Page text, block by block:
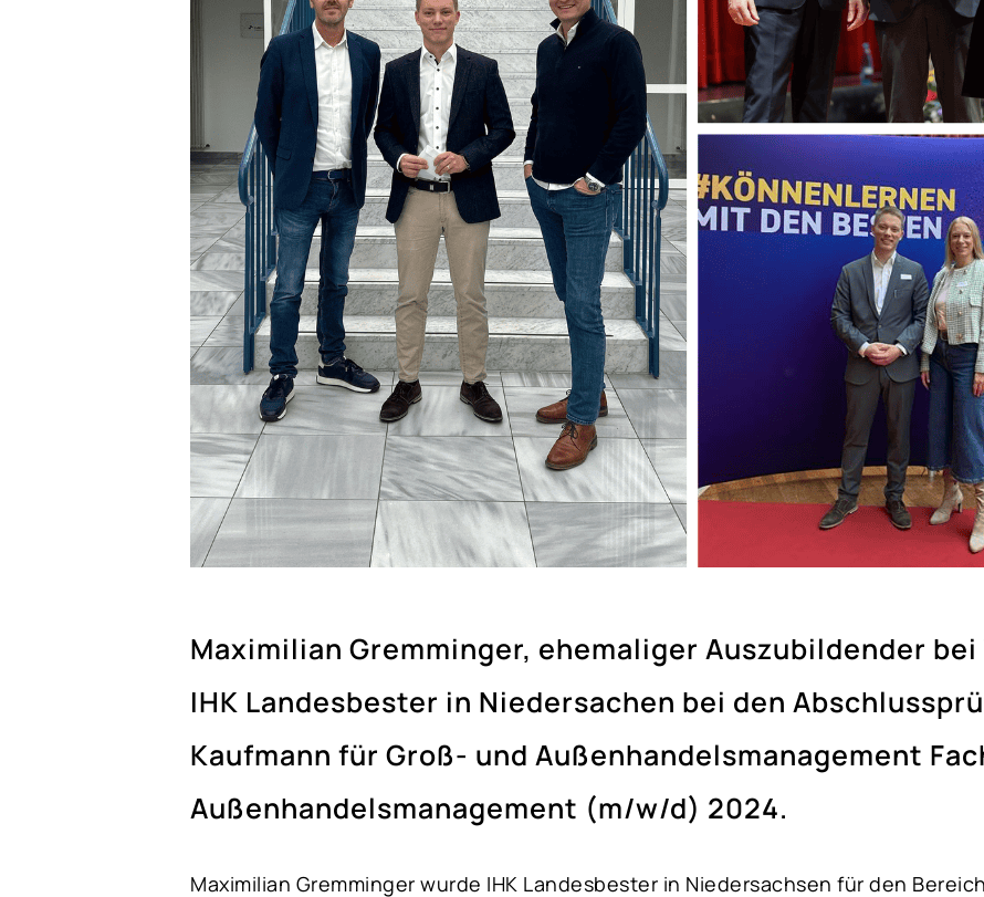
Maximilian Gremminger, ehemaliger Auszubildender bei
IHK Landesbester in Niedersachen bei den
Kaufmann für Groß- und Außenhandelsmanagement
Außenhandelsmanagement (m/w/d) 2024.
Maximilian Gremminger wurde IHK Landesbester in Niedersachsen für den